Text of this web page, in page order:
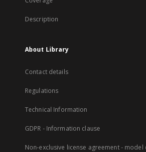
Description
About Library
Contact details
Regulations
Technical Information
GDPR - Information clause
Non-exclusive license agreement -